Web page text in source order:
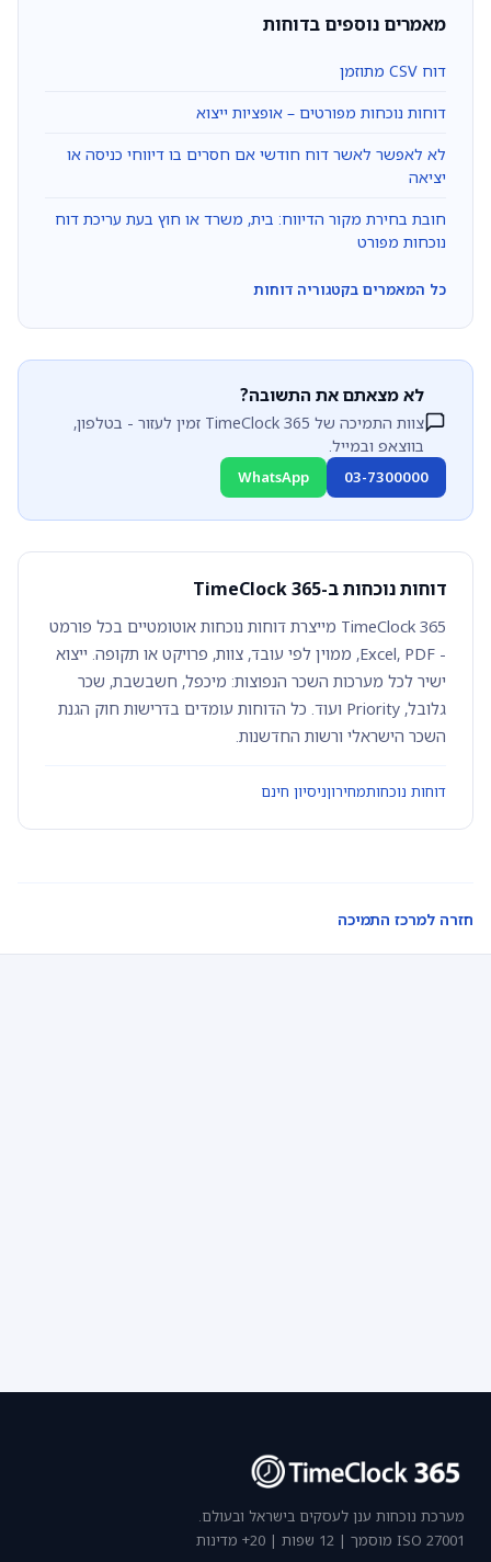
מאמרים נוספים בדוחות
דוח CSV מתוזמן
דוחות נוכחות מפורטים – אופציות ייצוא
לא לאפשר לאשר דוח חודשי אם חסרים בו דיווחי כניסה או
יציאה
חובת בחירת מקור הדיווח: בית, משרד או חוץ בעת עריכת דוח
נוכחות מפורט
כל המאמרים בקטגוריה דוחות
לא מצאתם את התשובה?
צוות התמיכה של TimeClock 365 זמין לעזור - בטלפון,
בווצאפ ובמייל.
03-7300000
WhatsApp
דוחות נוכחות ב-TimeClock 365
TimeClock 365 מייצרת דוחות נוכחות אוטומטיים בכל פורמט
- Excel, PDF, ממוין לפי עובד, צוות, פרויקט או תקופה. ייצוא
ישיר לכל מערכות השכר הנפוצות: מיכפל, חשבשבת, שכר
גלובל, Priority ועוד. כל הדוחות עומדים בדרישות חוק הגנת
השכר הישראלי ורשות החדשנות.
דוחות נוכחותמחירוןניסיון חינם
חזרה למרכז התמיכה
מערכת נוכחות ענן לעסקים בישראל ובעולם.
ISO 27001 מוסמך | 12 שפות | 20+ מדינות